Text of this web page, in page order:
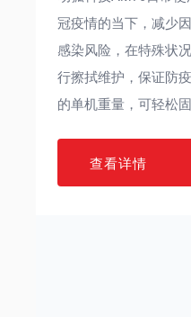
冠疫情的当下，减少
感染风险，在特殊状
行擦拭维护，保证防
的单机重量，可轻松
查看详情